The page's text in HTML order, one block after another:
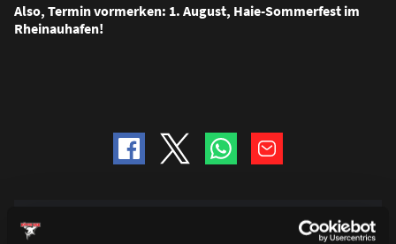
Also, Termin vormerken: 1. August, Haie-Sommerfest im
Rheinauhafen!